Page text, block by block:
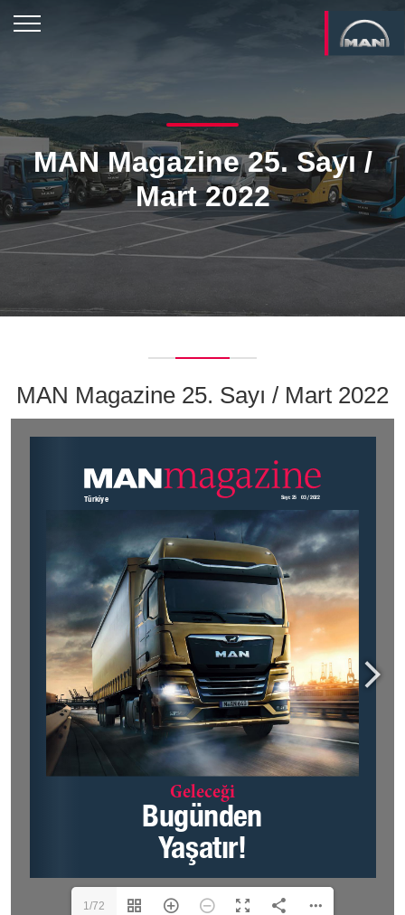
MAN Magazine 25. Sayı /
Mart 2022
MAN Magazine 25. Sayı / Mart 2022
1/72